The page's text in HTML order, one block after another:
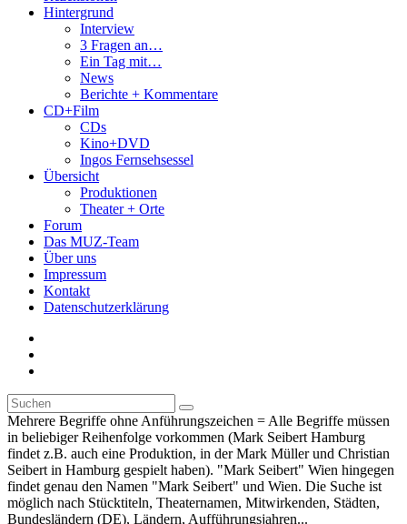
Hintergrund
Interview
3 Fragen an…
Ein Tag mit…
News
Berichte + Kommentare
CD+Film
CDs
Kino+DVD
Ingos Fernsehsessel
Übersicht
Produktionen
Theater + Orte
Forum
Das MUZ-Team
Über uns
Impressum
Kontakt
Datenschutzerklärung
Mehrere Begriffe ohne Anführungszeichen = Alle Begriffe müssen
in beliebiger Reihenfolge vorkommen (Mark Seibert Hamburg
findet z.B. auch eine Produktion, in der Mark Müller und Christian
Seibert in Hamburg gespielt haben). "Mark Seibert" Wien hingegen
findet genau den Namen "Mark Seibert" und Wien. Die Suche ist
möglich nach Stücktiteln, Theaternamen, Mitwirkenden, Städten,
Bundesländern (DE), Ländern, Aufführungsjahren...